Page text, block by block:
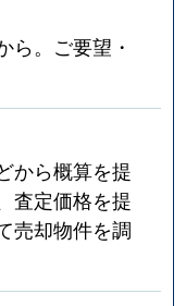
ら。ご要望・
から概算を提
査定価格を提
売却物件を調